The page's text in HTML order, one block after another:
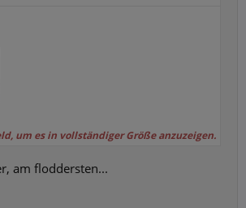
um es in vollständiger Größe anzuzeigen.
am floddersten...